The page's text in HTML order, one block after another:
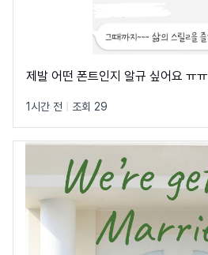
제발 어떤 폰트인지 알규 싶어요 ㅠㅠ
1시간 전 조회 29